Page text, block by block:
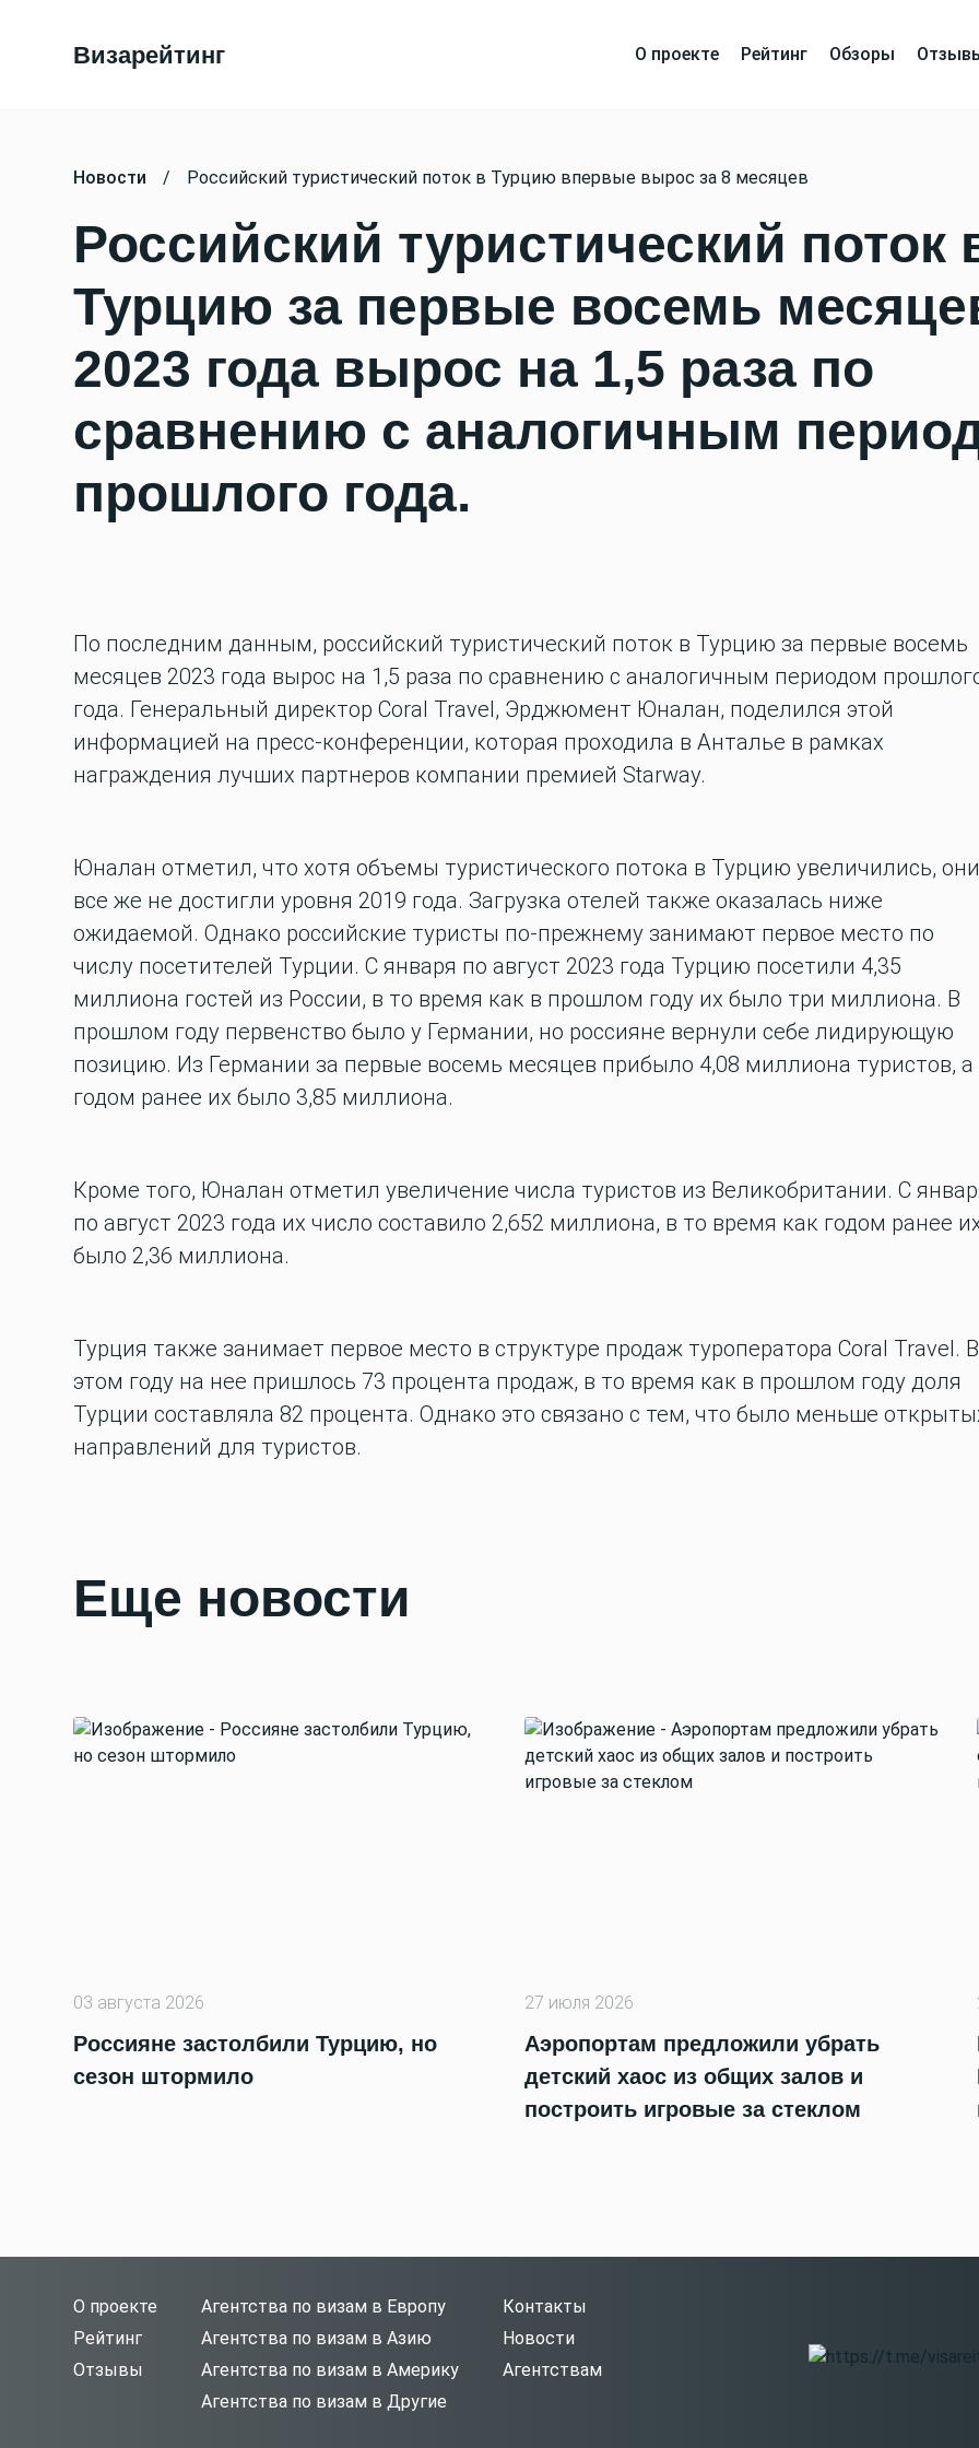
Визарейтинг О проекте Рейтинг Обзоры
Новости / Российский туристический поток в Турцию впервые вырос за 8 месяцев
Российский туристический поток
Турцию за первые восемь
2023 года вырос на 1,5 раза по
сравнению с аналогичным
прошлого года.
По последним данным, российский туристический поток в Турцию за первые восемь
месяцев 2023 года вырос на 1,5 раза по сравнению с аналогичным периодом
года. Генеральный директор Coral Travel, Эрджюмент Юналан, поделился этой
информацией на пресс-конференции, которая проходила в Анталье в рамках
награждения лучших партнеров компании премией Starway.
Юналан отметил, что хотя объемы туристического потока в Турцию увеличились, они
все же не достигли уровня 2019 года. Загрузка отелей также оказалась ниже
ожидаемой. Однако российские туристы по-прежнему занимают первое место по
числу посетителей Турции. С января по август 2023 года Турцию посетили 4,35
миллиона гостей из России, в то время как в прошлом году их было три миллиона. В
прошлом году первенство было у Германии, но россияне вернули себе лидирующую
позицию. Из Германии за первые восемь месяцев прибыло 4,08 миллиона туристов, а
годом ранее их было 3,85 миллиона.
Кроме того, Юналан отметил увеличение числа туристов из Великобритании. С
по август 2023 года их число составило 2,652 миллиона, в то время как годом ранее
было 2,36 миллиона.
Турция также занимает первое место в структуре продаж туроператора Coral Travel. В
этом году на нее пришлось 73 процента продаж, в то время как в прошлом году доля
Турции составляла 82 процента. Однако это связано с тем, что было меньше
направлений для туристов.
Еще новости
03 августа 2026
Россияне застолбили Турцию, но
сезон штормило
27 июля 2026
Аэропортам предложили убрать
детский хаос из общих залов и
построить игровые за стеклом
О проекте
Рейтинг
Отзывы
Агентства по визам в Европу
Агентства по визам в Азию
Агентства по визам в Америку
Агентства по визам в Другие
Контакты
Новости
Агентствам